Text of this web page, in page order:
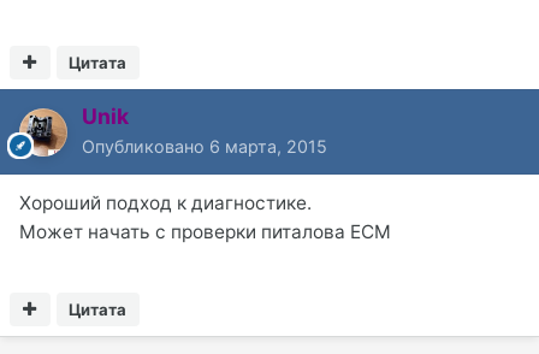
Цитата
Unik
Опубликовано 6 марта, 2015
Хороший подход к диагностике.
Может начать с проверки питалова ЕСМ
Цитата